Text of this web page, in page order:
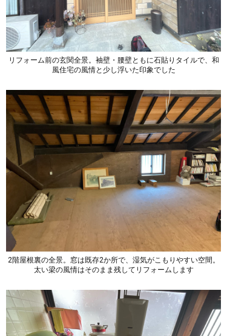
リフォーム前の玄関全景。袖壁・腰壁ともに石貼りタイルで、和
風住宅の風情と少し浮いた印象でした
2階屋根裏の全景。窓は既存2か所で、湿気がこもりやすい空間。
太い梁の風情はそのまま残してリフォームします